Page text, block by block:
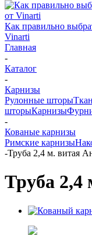
Как правильно
Vinarti
Главная
-
Каталог
-
Карнизы
Рулонные шторы
шторыКарнизы
-
Кованые карнизы
Римские карнизы
-Труба 2,4 м. витая
Труба 2,4